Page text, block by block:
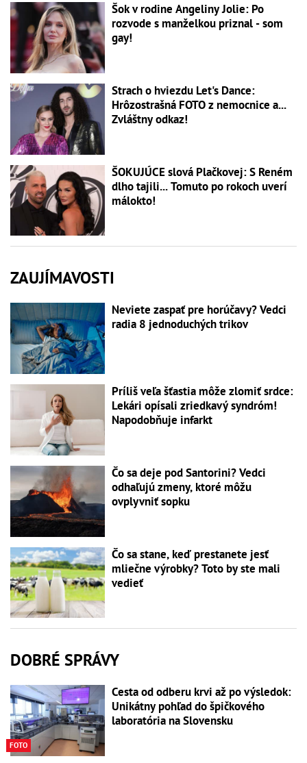
Šok v rodine Angeliny Jolie: Po
rozvode s manželkou priznal - som
gay!
Strach o hviezdu Let's Dance:
Hrôzostrašná FOTO z nemocnice a...
Zvláštny odkaz!
ŠOKUJÚCE slová Plačkovej: S Reném
dlho tajili... Tomuto po rokoch uverí
málokto!
ZAUJÍMAVOSTI
Neviete zaspať pre horúčavy? Vedci
radia 8 jednoduchých trikov
Príliš veľa šťastia môže zlomiť srdce:
Lekári opísali zriedkavý syndróm!
Napodobňuje infarkt
Čo sa deje pod Santorini? Vedci
odhaľujú zmeny, ktoré môžu
ovplyvniť sopku
Čo sa stane, keď prestanete jesť
mliečne výrobky? Toto by ste mali
vedieť
DOBRÉ SPRÁVY
FOTO
Cesta od odberu krvi až po výsledok:
Unikátny pohľad do špičkového
laboratória na Slovensku